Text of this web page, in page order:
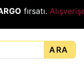
fırsatı.
ARA